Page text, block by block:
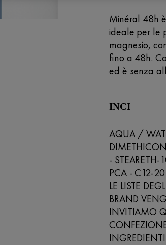
Minéral 48h
ideale per le
magnesio,
fino a 48h.
ed è senza
INCI
AQUA /
-
PCA - C12-20
LE LISTE
BRAND
INVITIAMO